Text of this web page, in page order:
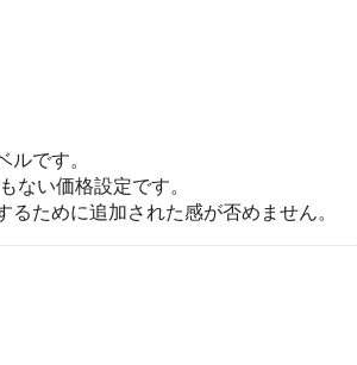
です。
ない価格設定です。
ために追加された感が否めません。